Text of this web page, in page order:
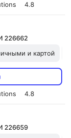
4.8
226662
и картой
4.8
226659